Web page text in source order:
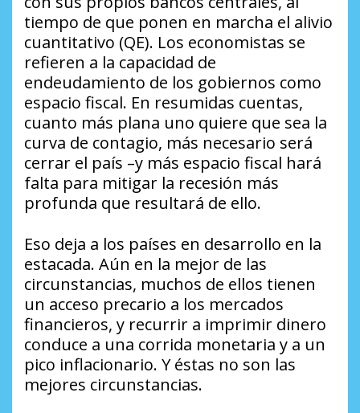
tiempo de que ponen en marcha el alivio
cuantitativo (QE). Los economistas se
refieren a la capacidad de
endeudamiento de los gobiernos como
espacio fiscal. En resumidas cuentas,
cuanto más plana uno quiere que sea la
curva de contagio, más necesario será
cerrar el país –y más espacio fiscal hará
falta para mitigar la recesión más
profunda que resultará de ello.
Eso deja a los países en desarrollo en la
estacada. Aún en la mejor de las
circunstancias, muchos de ellos tienen
un acceso precario a los mercados
financieros, y recurrir a imprimir dinero
conduce a una corrida monetaria y a un
pico inflacionario. Y éstas no son las
mejores circunstancias.